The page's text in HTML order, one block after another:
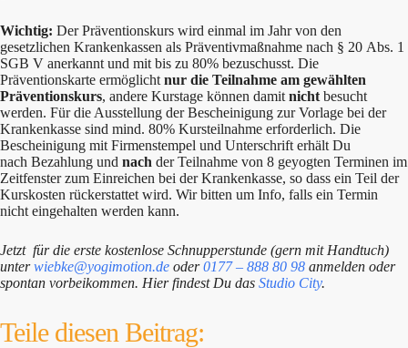
Wichtig: Der Präventionskurs wird einmal im Jahr von den
gesetzlichen Krankenkassen als Präventivmaßnahme nach § 20 Abs. 1
SGB V anerkannt und mit bis zu 80% bezuschusst. Die
Präventionskarte ermöglicht nur die Teilnahme am gewählten
Präventionskurs, andere Kurstage können damit nicht besucht
werden. Für die Ausstellung der Bescheinigung zur Vorlage bei der
Krankenkasse sind mind. 80% Kursteilnahme erforderlich. Die
Bescheinigung mit Firmenstempel und Unterschrift erhält Du
nach Bezahlung und nach der Teilnahme von 8 geyogten Terminen im
Zeitfenster zum Einreichen bei der Krankenkasse, so dass ein Teil der
Kurskosten rückerstattet wird. Wir bitten um Info, falls ein Termin
nicht eingehalten werden kann.
Jetzt für die erste kostenlose Schnupperstunde (gern mit Handtuch)
unterwiebke@yogimotion.de oder0177 – 888 80 98 anmelden oder
spontan vorbeikommen. Hier findest Du das Studio City.
Teile diesen Beitrag: